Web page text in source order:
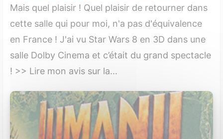
Mais quel plaisir ! Quel plaisir de retourner dans
cette salle qui pour moi, n'a pas d'équivalence
en France ! J'ai vu Star Wars 8 en 3D dans une
salle Dolby Cinema et c’était du grand spectacle
! >> Lire mon avis sur la...